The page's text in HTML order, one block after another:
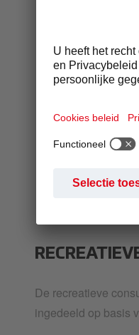
Alvorens
begrijpen welke
De recreatieve
ingedeeld op basis